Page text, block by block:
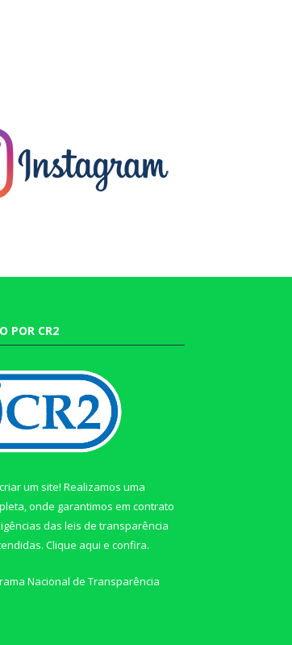
POR CR2
um site! Realizamos uma
onde garantimos em contrato
das leis de transparência
Clique aqui e confira.
Nacional de Transparência